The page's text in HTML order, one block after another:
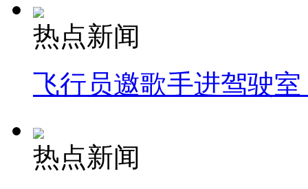
热点新闻
飞行员邀歌手进驾驶
热点新闻